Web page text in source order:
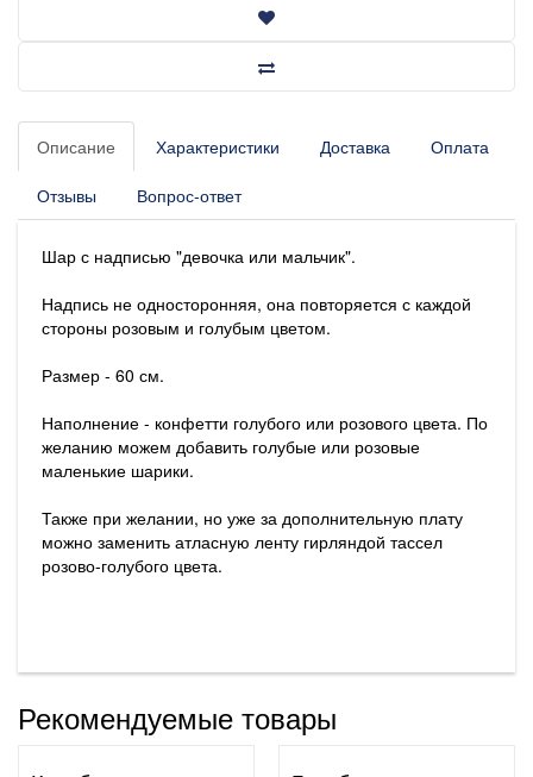
Описание Характеристики Доставка Оплата
Отзывы Вопрос-ответ
Шар с надписью "девочка или мальчик".
Надпись не односторонняя, она повторяется с каждой
стороны розовым и голубым цветом.
Размер - 60 см.
Наполнение - конфетти голубого или розового цвета. По
желанию можем добавить голубые или розовые
маленькие шарики.
Также при желании, но уже за дополнительную плату
можно заменить атласную ленту гирляндой тассел
розово-голубого цвета.
Рекомендуемые товары